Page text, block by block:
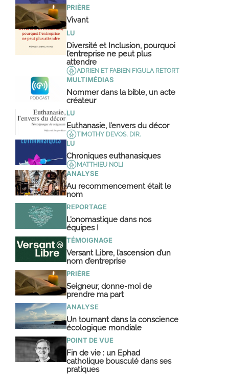
PRIÈRE
Vivant
LU
Diversité et Inclusion, pourquoi
l’entreprise ne peut plus
attendre
ADRIEN ET FABIEN FIGULA RETORT
MULTIMÉDIAS
Nommer dans la bible, un acte
créateur
LU
Euthanasie, l’envers du décor
TIMOTHY DEVOS, DIR.
LU
Chroniques euthanasiques
MATTHIEU NOLI
ANALYSE
Au recommencement était le
nom
REPORTAGE
L’onomastique dans nos
équipes !
TÉMOIGNAGE
Versant Libre, l’ascension d’un
nom d’entreprise
PRIÈRE
Seigneur, donne-moi de
prendre ma part
ANALYSE
Un tournant dans la conscience
écologique mondiale
POINT DE VUE
Fin de vie : un Ephad
catholique bousculé dans ses
pratiques